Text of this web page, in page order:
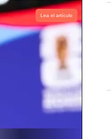
Lea el artículo